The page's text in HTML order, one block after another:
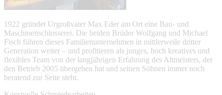
1922 gründet Urgroßvater Max Eder am Ort eine Bau- und
Maschinenschlosserei. Die beiden Brüder Wolfgang und Michael
Fisch führen dieses Familienunternehmen in mittlerweile dritter
Generation weiter – und profitieren als junges, hoch kreatives und
flexibles Team von der langjährigen Erfahrung des Altmeisters, der
den Betrieb 2005 übergeben hat und seinen Söhnen immer noch
beratend zur Seite steht.